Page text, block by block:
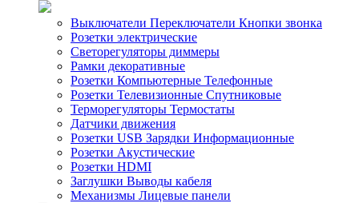
Выключатели Переключатели Кнопки звонка
Розетки электрические
Светорегуляторы диммеры
Рамки декоративные
Розетки Компьютерные Телефонные
Розетки Телевизионные Спутниковые
Терморегуляторы Термостаты
Датчики движения
Розетки USB Зарядки Информационные
Розетки Акустические
Розетки HDMI
Заглушки Выводы кабеля
Механизмы Лицевые панели